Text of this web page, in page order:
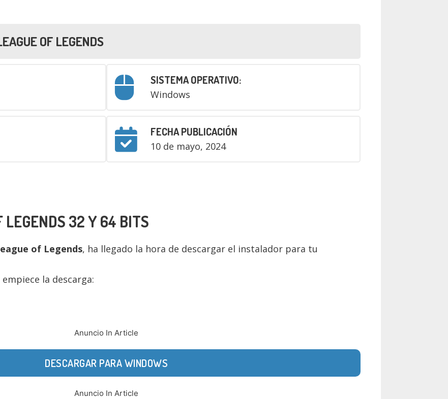
OF LEGENDS
SISTEMA OPERATIVO:
Windows
FECHA PUBLICACIÓN
10 de mayo, 2024
LEGENDS 32 Y 64 BITS
of Legends, ha llegado la hora de descargar el instalador para tu
la descarga:
Anuncio In Article
DESCARGAR PARA WINDOWS
Anuncio In Article